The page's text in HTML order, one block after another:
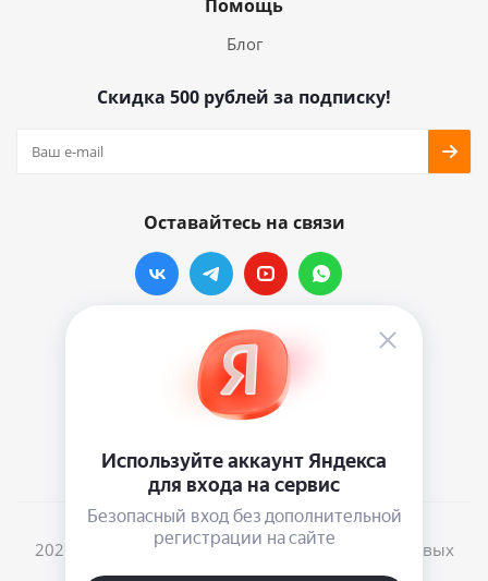
Помощь
Блог
Скидка 500 рублей за подписку!
Оставайтесь на связи
Наши контакты
info@vinylmarkt.ru
2026 © Винилмаркт - интернет-магазин виниловых
пластинок